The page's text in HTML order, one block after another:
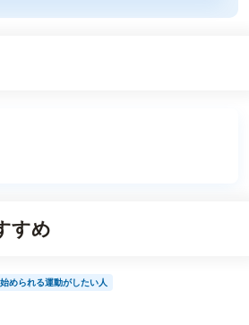
すめ
められる運動がしたい人